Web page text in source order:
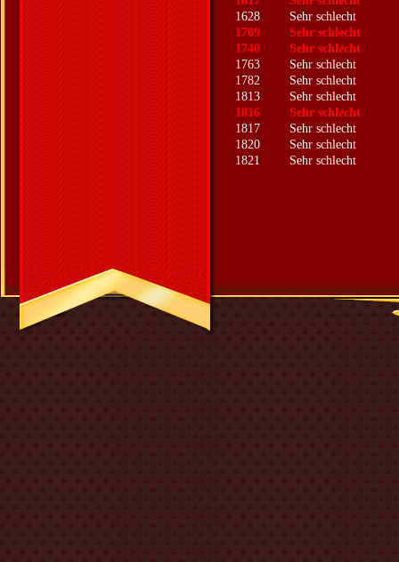
1628
Sehr schlecht
1709
Sehr schlecht
1740
Sehr schlecht
1763
Sehr schlecht
1782
Sehr schlecht
1813
Sehr schlecht
1816
Sehr schlecht
1817
Sehr schlecht
1820
Sehr schlecht
1821
Sehr schlecht